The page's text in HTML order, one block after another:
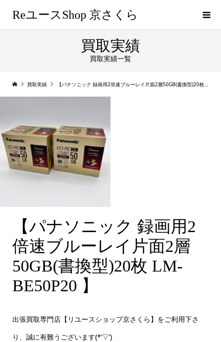
ReユースShop 京さくら
買取実績
買取実績一覧
買取実績 【パナソニック 録画用2倍速ブルーレイ片面2層50GB(書換型)20枚 LM-BE50P20 】
【パナソニック 録画用2
倍速ブルーレイ片面2層
50GB(書換型)20枚 LM-
BE50P20 】
出張買取専門店【リユースショップ京さくら】をご利用下さ
り、誠に有難うございます(*’▽’)